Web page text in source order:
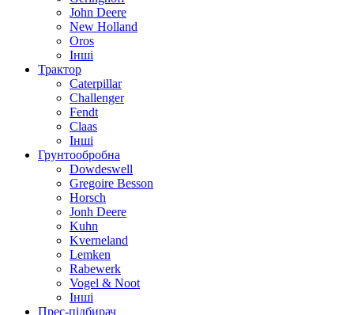
John Deere
New Holland
Oros
Інші
Трактор
Caterpillar
Challenger
Fendt
Claas
Інші
Грунтообробна
Dowdeswell
Gregoire Besson
Horsch
Jonh Deere
Kuhn
Kverneland
Lemken
Rabewerk
Vogel & Noot
Інші
Прес-підбирач